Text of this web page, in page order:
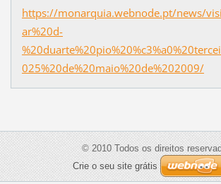
https://monarquia.webnode.pt/news/
ar%20d-
025%20de%20maio%20de%202009/
© 2010 Todos os direitos
Crie o seu site grátis